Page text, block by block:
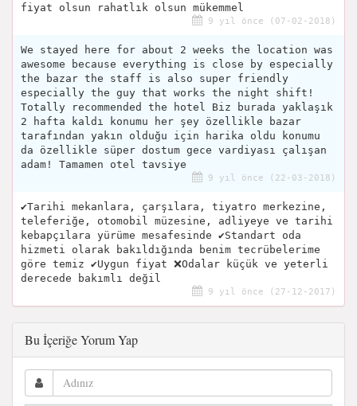
fiyat olsun rahatlık olsun mükemmel
9 yıl önce (07-02-2018)
We stayed here for about 2 weeks the location was
awesome because everything is close by especially
the bazar the staff is also super friendly
especially the guy that works the night shift!
Totally recommended the hotel Biz burada yaklaşık
2 hafta kaldı konumu her şey özellikle bazar
tarafından yakın olduğu için harika oldu konumu
da özellikle süper dostum gece vardiyası çalışan
adam! Tamamen otel tavsiye
9 yıl önce (22-03-2018)
✔Tarihi mekanlara, çarşılara, tiyatro merkezine,
teleferiğe, otomobil müzesine, adliyeye ve tarihi
kebapçılara yürüme mesafesinde ✔Standart oda
hizmeti olarak bakıldığında benim tecrübelerime
göre temiz ✔Uygun fiyat ❌Odalar küçük ve yeterli
derecede bakımlı değil
9 yıl önce (27-12-2017)
Bu İçeriğe Yorum Yap